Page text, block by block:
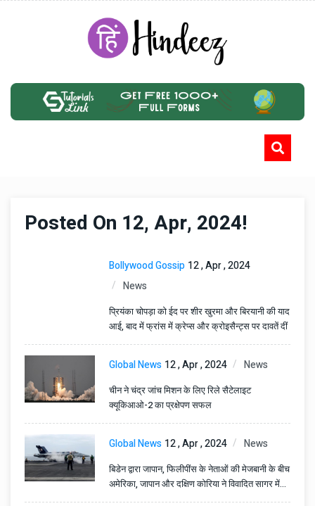
Posted On 12, Apr, 2024!
Bollywood Gossip 12 , Apr , 2024
News
प्रियंका चोपड़ा को ईद पर शीर खुरमा और बिरयानी की याद
आई, बाद में फ्रांस में क्रेप्स और क्रोइसैन्ट्स पर दावतें दीं
Global News 12 , Apr , 2024 News
चीन ने चंद्र जांच मिशन के लिए रिले सैटेलाइट
क्यूकिआओ-2 का प्रक्षेपण सफल
Global News 12 , Apr , 2024 News
बिडेन द्वारा जापान, फिलीपींस के नेताओं की मेजबानी के बीच
अमेरिका, जापान और दक्षिण कोरिया ने विवादित सागर में
अभ्यास किया